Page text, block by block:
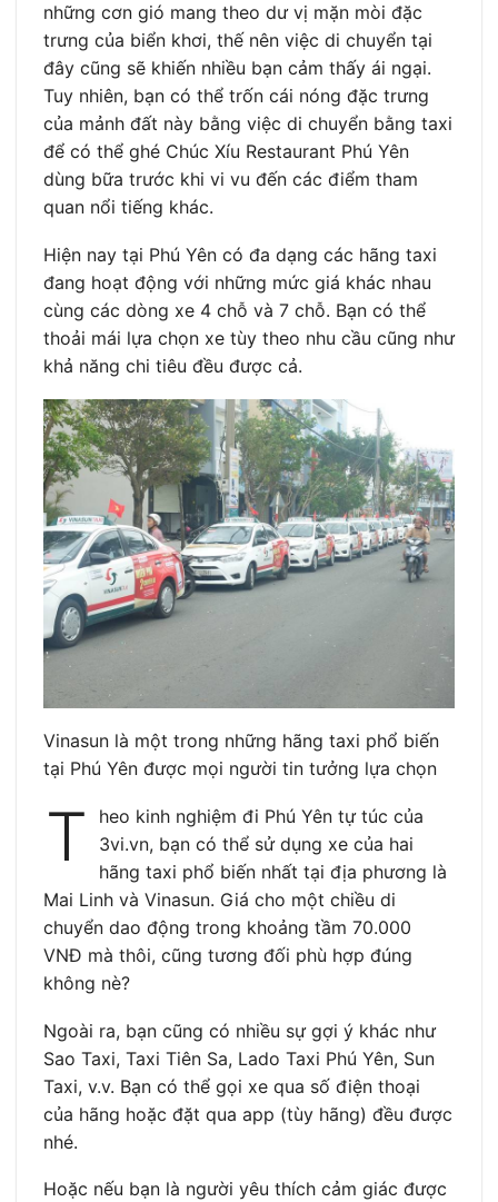
những cơn gió mang theo dư vị mặn mòi đặc
trưng của biển khơi, thế nên việc di chuyển tại
đây cũng sẽ khiến nhiều bạn cảm thấy ái ngại.
Tuy nhiên, bạn có thể trốn cái nóng đặc trưng
của mảnh đất này bằng việc di chuyển bằng taxi
để có thể ghé Chúc Xíu Restaurant Phú Yên
dùng bữa trước khi vi vu đến các điểm tham
quan nổi tiếng khác.
Hiện nay tại Phú Yên có đa dạng các hãng taxi
đang hoạt động với những mức giá khác nhau
cùng các dòng xe 4 chỗ và 7 chỗ. Bạn có thể
thoải mái lựa chọn xe tùy theo nhu cầu cũng như
khả năng chi tiêu đều được cả.
Vinasun là một trong những hãng taxi phổ biến
tại Phú Yên được mọi người tin tưởng lựa chọn
T
heo kinh nghiệm đi Phú Yên tự túc của
3vi.vn, bạn có thể sử dụng xe của hai
hãng taxi phổ biến nhất tại địa phương là
Mai Linh và Vinasun. Giá cho một chiều di
chuyển dao động trong khoảng tầm 70.000
VNĐ mà thôi, cũng tương đối phù hợp đúng
không nè?
Ngoài ra, bạn cũng có nhiều sự gợi ý khác như
Sao Taxi, Taxi Tiên Sa, Lado Taxi Phú Yên, Sun
Taxi, v.v. Bạn có thể gọi xe qua số điện thoại
của hãng hoặc đặt qua app (tùy hãng) đều được
nhé.
Hoặc nếu bạn là người yêu thích cảm giác được